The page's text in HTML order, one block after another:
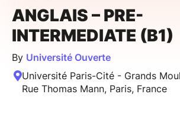
ANGLAIS – PRE-
INTERMEDIATE (B1)
By Université Ouverte
Université Paris-Cité - Grands
Rue Thomas Mann, Paris, France